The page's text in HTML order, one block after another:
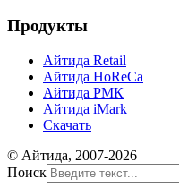
Продукты
Айтида Retail
Айтида HoReCa
Айтида РМК
Айтида iMark
Скачать
© Айтида, 2007-2026
Поиск